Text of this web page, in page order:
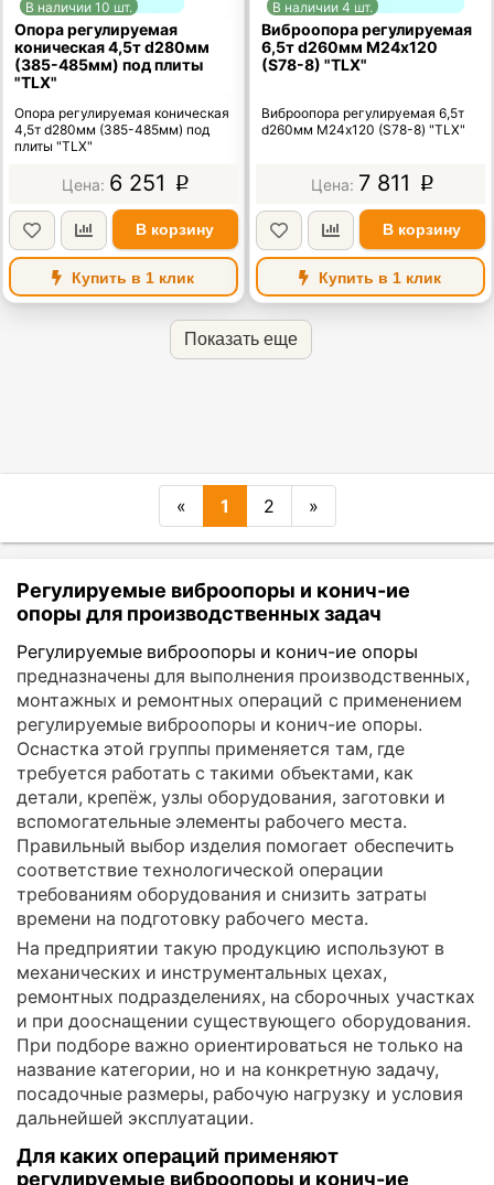
В наличии 10 шт.
Опора регулируемая
коническая 4,5т d280мм
(385-485мм) под плиты
"TLX"
Опора регулируемая коническая
4,5т d280мм (385-485мм) под
плиты "TLX"
6 251 p
В корзину
Купить в 1 клик
В наличии 4 шт.
Виброопора регулируемая
6,5т d260мм М24х120
(S78-8) "TLX"
Виброопора регулируемая 6,5т
d260мм М24х120 (S78-8) "TLX"
7 811 p
В корзину
Купить в 1 клик
Показать еще
« 1 2 »
Регулируемые виброопоры и конич-ие
опоры для производственных задач
Регулируемые виброопоры и конич-ие опоры
предназначены для выполнения производственных,
монтажных и ремонтных операций с применением
регулируемые виброопоры и конич-ие опоры.
Оснастка этой группы применяется там, где
требуется работать с такими объектами, как
детали, крепёж, узлы оборудования, заготовки и
вспомогательные элементы рабочего места.
Правильный выбор изделия помогает обеспечить
соответствие технологической операции
требованиям оборудования и снизить затраты
времени на подготовку рабочего места.
На предприятии такую продукцию используют в
механических и инструментальных цехах,
ремонтных подразделениях, на сборочных участках
и при дооснащении существующего оборудования.
При подборе важно ориентироваться не только на
название категории, но и на конкретную задачу,
посадочные размеры, рабочую нагрузку и условия
дальнейшей эксплуатации.
Для каких операций применяют
регулируемые виброопоры и конич-ие